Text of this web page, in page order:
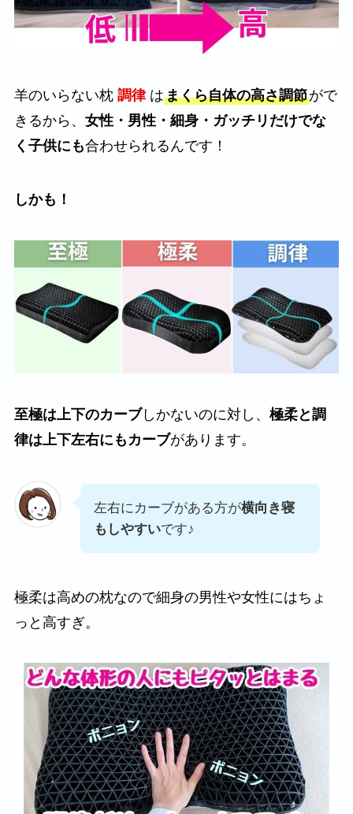
羊のいらない枕 調律はまくら自体の高さ調節がで
きるから、 女性・男性・細身・ガッチリだけでな
く子供にも合わせられるんです！
しかも！
至極は上下のカーブしかないのに対し、 極柔と調
律は上下左右にもカーブがあります。
左右にカーブがある方が横向き寝
もしやすいです♪
極柔は高めの枕なので細身の男性や女性にはちょ
っと高すぎ。